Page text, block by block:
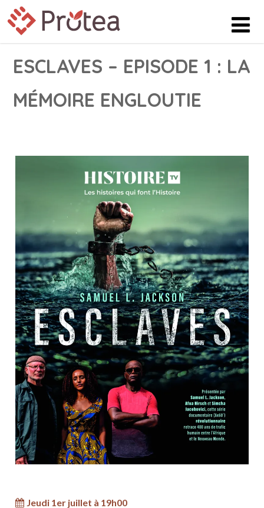
ESCLAVES – EPISODE 1 : LA
MÉMOIRE ENGLOUTIE
Jeudi 1er juillet à 19h00